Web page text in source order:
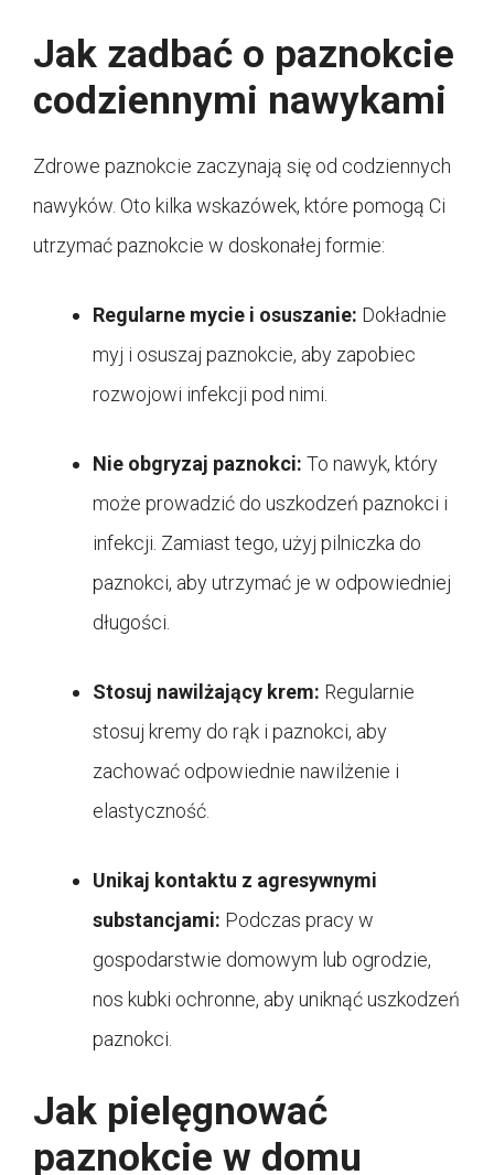
Jak zadbać o paznokcie
codziennymi nawykami
Zdrowe paznokcie zaczynają się od codziennych
nawyków. Oto kilka wskazówek, które pomogą Ci
utrzymać paznokcie w doskonałej formie:
Regularne mycie i osuszanie: Dokładnie
myj i osuszaj paznokcie, aby zapobiec
rozwojowi infekcji pod nimi.
Nie obgryzaj paznokci: To nawyk, który
może prowadzić do uszkodzeń paznokci i
infekcji. Zamiast tego, użyj pilniczka do
paznokci, aby utrzymać je w odpowiedniej
długości.
Stosuj nawilżający krem: Regularnie
stosuj kremy do rąk i paznokci, aby
zachować odpowiednie nawilżenie i
elastyczność.
Unikaj kontaktu z agresywnymi
substancjami: Podczas pracy w
gospodarstwie domowym lub ogrodzie,
nos kubki ochronne, aby uniknąć uszkodzeń
paznokci.
Jak pielęgnować
paznokcie w domu